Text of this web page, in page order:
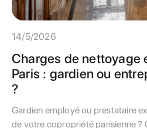
14/5/2026
Charges de nettoyage
Paris : gardien ou
?
Gardien employé ou prestataire
de votre copropriété parisienne ?